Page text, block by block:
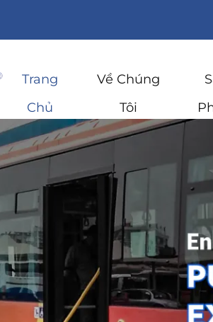
Trang
Chủ
Về Chúng
Tôi